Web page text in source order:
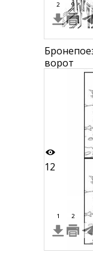
2 9
ворот
12
1 2